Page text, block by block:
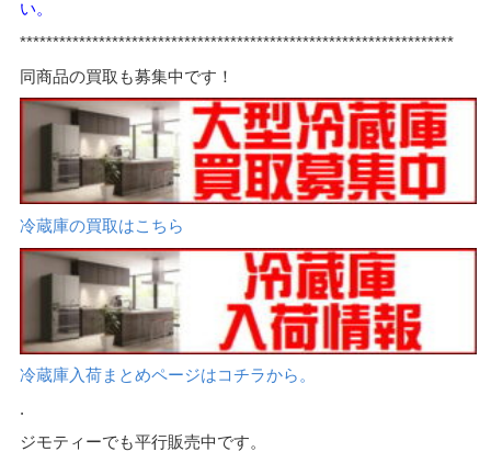
い。
******************************************************************
同商品の買取も募集中です！
冷蔵庫の買取はこちら
冷蔵庫入荷まとめページはコチラから。
.
ジモティーでも平行販売中です。